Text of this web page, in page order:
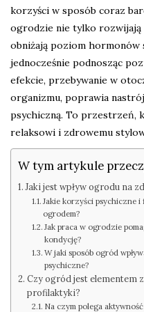
korzyści w sposób coraz
ogrodzie nie tylko rozwijają
obniżają poziom
jednocześnie podnosząc
efekcie, przebywanie w
organizmu, poprawia
psychiczną. To przestrzeń,
relaksowi i zdrowemu
W tym artykule
Jaki jest wpływ ogrodu na
Jakie korzyści psychiczne
ogrodem?
Jak praca w ogrodzie
kondycję?
W jaki sposób ogród
psychiczne?
Czy ogród jest elementem
profilaktyki?
Na czym polega